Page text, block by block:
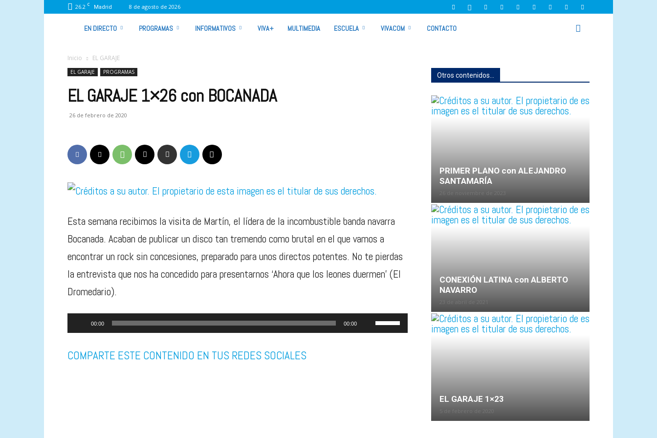
26.2 C Madrid 8 de agosto de 2026
VIVA
RADIO
EN DIRECTO PROGRAMAS INFORMATIVOS VIVA+ MULTIMEDIA ESCUELA VIVACOM CONTACTO
Inicio EL GARAJE
EL GARAJE PROGRAMAS
EL GARAJE 1×26 con BOCANADA
26 de febrero de 2020
Esta semana recibimos la visita de Martín, el lídera de la incombustible banda navarra
Bocanada. Acaban de publicar un disco tan tremendo como brutal en el que vamos a
encontrar un rock sin concesiones, preparado para unos directos potentes. No te pierdas
la entrevista que nos ha concedido para presentarnos ‘Ahora que los leones duermen’ (El
Dromedario).
Reproductor
audio
00:00 00:00
Utiliza
COMPARTE ESTE CONTENIDO EN TUS REDES SOCIALES
Otros contenidos...
PRIMER PLANO con ALEJANDRO
SANTAMARÍA
CONEXIÓN LATINA con ALBERTO
NAVARRO
EL GARAJE 1×23